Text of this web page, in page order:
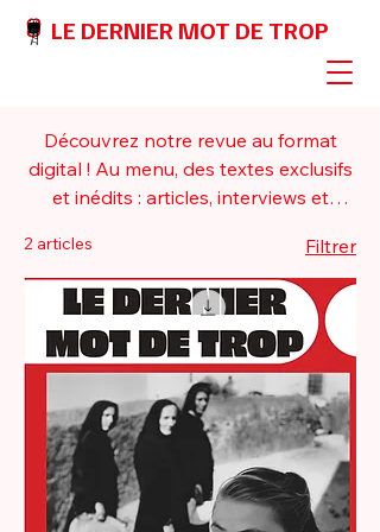
LE DERNIER MOT DE TROP
Découvrez notre revue au format
digital ! Au menu, des textes exclusifs
et inédits : articles, interviews et
2 articles Filtrer